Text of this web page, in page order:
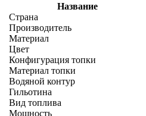
Название
Страна
Производитель
Материал
Цвет
Конфигурация топки
Материал топки
Водяной контур
Гильотина
Вид топлива
Мощность